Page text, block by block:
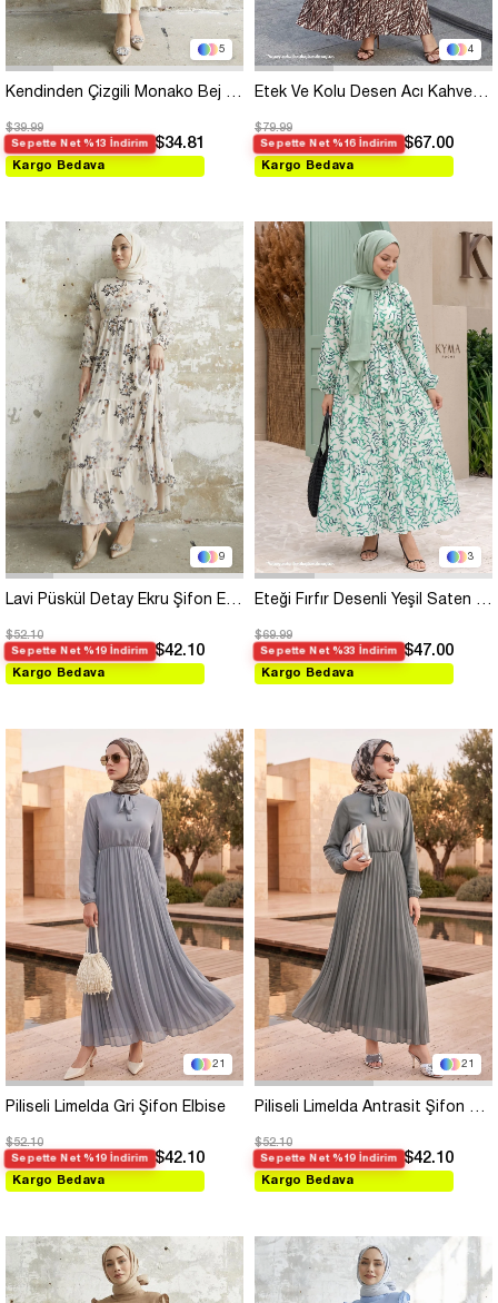
5
$39.99
Sepette Net %13 İndirim $34.81
Kargo Bedava
4
$79.99
Sepette Net %16 İndirim $67.00
Kargo Bedava
9
$52.10
Sepette Net %19 İndirim $42.10
Kargo Bedava
3
$69.99
Sepette Net %33 İndirim $47.00
Kargo Bedava
21
Piliseli Limelda Gri Şifon Elbise
$52.10
Sepette Net %19 İndirim $42.10
Kargo Bedava
21
$52.10
Sepette Net %19 İndirim $42.10
Kargo Bedava